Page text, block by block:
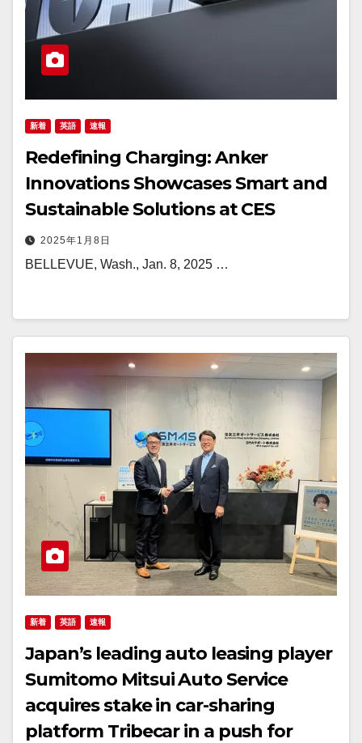
新着 英語 速報
Redefining Charging: Anker
Innovations Showcases Smart and
Sustainable Solutions at CES
2025年1月8日
BELLEVUE, Wash., Jan. 8, 2025 …
新着 英語 速報
Japan’s leading auto leasing player
Sumitomo Mitsui Auto Service
acquires stake in car-sharing
platform Tribecar in a push for